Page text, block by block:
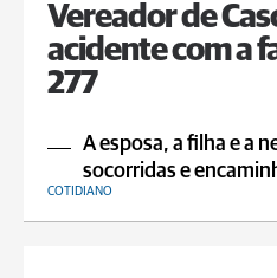
Vereador de
acidente com a
277
A esposa, a filha e a
socorridas e
COTIDIANO